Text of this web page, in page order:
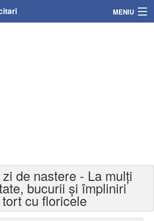
MENIU
de nastere - La mulți
bucurii și împliniri
cu floricele